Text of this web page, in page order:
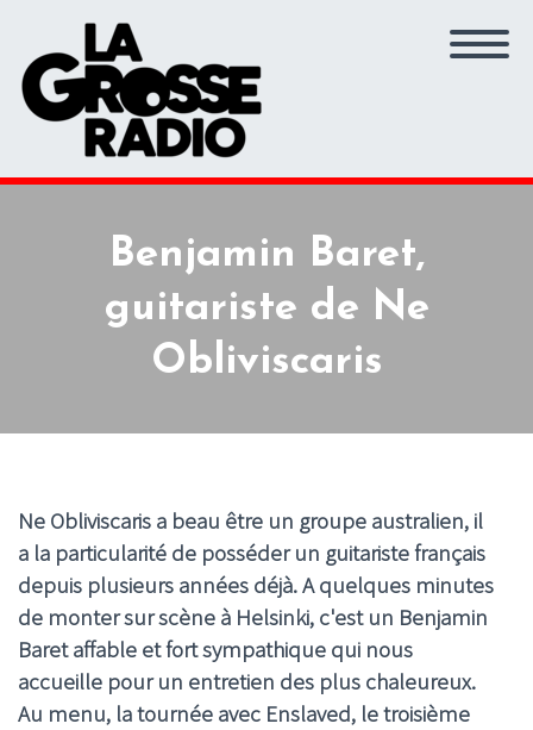
Benjamin Baret,
guitariste de Ne
Obliviscaris
Ne Obliviscaris a beau être un groupe australien, il
a la particularité de posséder un guitariste français
depuis plusieurs années déjà. A quelques minutes
de monter sur scène à Helsinki, c'est un Benjamin
Baret affable et fort sympathique qui nous
accueille pour un entretien des plus chaleureux.
Au menu, la tournée avec Enslaved, le troisième